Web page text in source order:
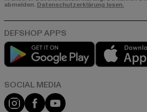
abmelden. Datenschutzerklärung lesen.
Play market
Instagram
FacebookYouTube